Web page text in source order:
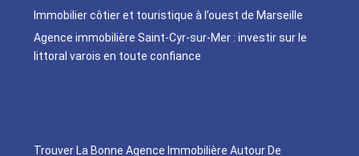
Immobilier côtier et touristique à l’ouest de Marseille
Agence immobilière Saint-Cyr-sur-Mer : investir sur le
littoral varois en toute confiance
Trouver La Bonne Agence Immobilière Autour De